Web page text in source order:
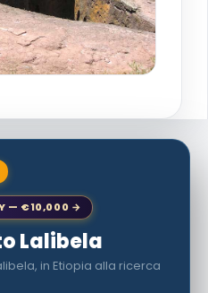
— €10,000 →
Lalibela
in Etiopia alla ricerca